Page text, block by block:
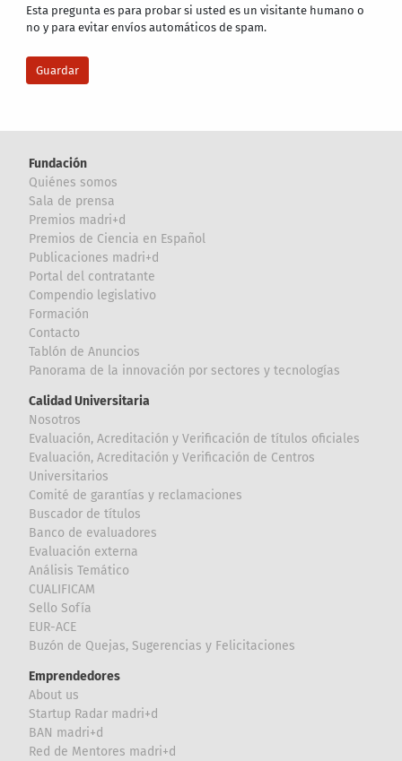
Esta pregunta es para probar si usted es un visitante humano o
no y para evitar envíos automáticos de spam.
Fundación
Quiénes somos
Sala de prensa
Premios madri+d
Premios de Ciencia en Español
Publicaciones madri+d
Portal del contratante
Compendio legislativo
Formación
Contacto
Tablón de Anuncios
Panorama de la innovación por sectores y tecnologías
Calidad Universitaria
Nosotros
Evaluación, Acreditación y Verificación de títulos oficiales
Evaluación, Acreditación y Verificación de Centros
Universitarios
Comité de garantías y reclamaciones
Buscador de títulos
Banco de evaluadores
Evaluación externa
Análisis Temático
CUALIFICAM
Sello Sofía
EUR-ACE
Buzón de Quejas, Sugerencias y Felicitaciones
Emprendedores
About us
Startup Radar madri+d
BAN madri+d
Red de Mentores madri+d